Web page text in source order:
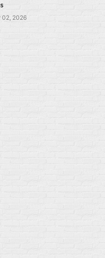
02, 2026